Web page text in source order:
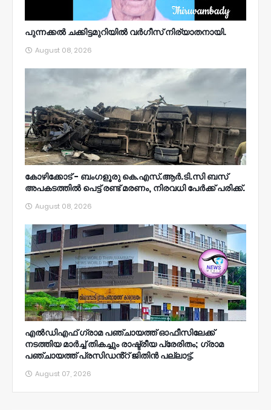
പുന്നക്കൽ ചക്കിട്ടമുറിയിൽ വർഗീസ് നിര്യാതനായി.
August 08, 2026
കോഴിക്കോട് - ബംഗളൂരു കെ.എസ്.ആർ.ടി.സി ബസ്
അപകടത്തിൽ പെട്ട് രണ്ട് മരണം, നിരവധി പേർക്ക് പരിക്ക്.
August 08, 2026
എൽഡിഎഫ് ഗ്രാമ പഞ്ചായത്ത് ഓഫീസിലേക്ക്
നടത്തിയ മാർച്ച് തികച്ചും രാഷ്ട്രീയ പ്രേരിതം; ഗ്രാമ
പഞ്ചായത്ത് പ്രസിഡൻ്റ് ജിതിൻ പല്ലാട്ട്.
August 07, 2026